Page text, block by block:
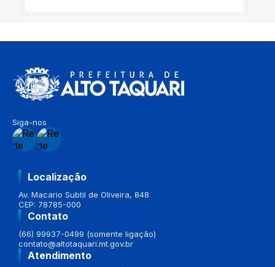
Siga-nos
Localização
Av. Macario Subtil de Oliveira, 848
CEP: 78785-000
Contato
(66) 99937-0499 (somente ligação)
contato@altotaquari.mt.gov.br
Atendimento